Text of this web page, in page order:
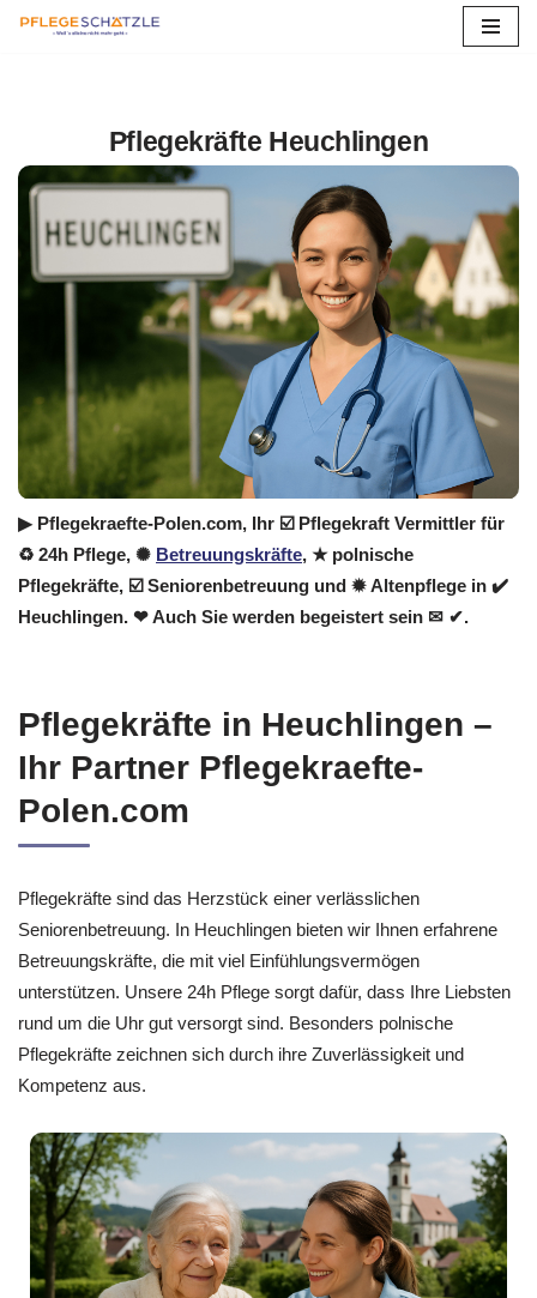
Pflegekräfte Heuchlingen
▶︎ Pflegekraefte-Polen.com, Ihr ☑️ Pflegekraft Vermittler für
♻ 24h Pflege, ✺ Betreuungskräfte, ★ polnische
Pflegekräfte, ☑️ Seniorenbetreuung und ✹ Altenpflege in ✔️
Heuchlingen. ❤ Auch Sie werden begeistert sein ✉ ✔.
Pflegekräfte in Heuchlingen –
Ihr Partner Pflegekraefte-
Polen.com
Pflegekräfte sind das Herzstück einer verlässlichen
Seniorenbetreuung. In Heuchlingen bieten wir Ihnen erfahrene
Betreuungskräfte, die mit viel Einfühlungsvermögen
unterstützen. Unsere 24h Pflege sorgt dafür, dass Ihre Liebsten
rund um die Uhr gut versorgt sind. Besonders polnische
Pflegekräfte zeichnen sich durch ihre Zuverlässigkeit und
Kompetenz aus.